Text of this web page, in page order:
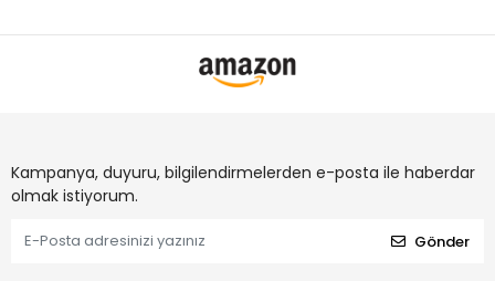
Kampanya, duyuru, bilgilendirmelerden e-posta ile haberdar
olmak istiyorum.
Gönder